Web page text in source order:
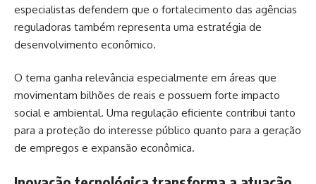
especialistas defendem que o fortalecimento das agências
reguladoras também representa uma estratégia de
desenvolvimento econômico.
O tema ganha relevância especialmente em áreas que
movimentam bilhões de reais e possuem forte impacto
social e ambiental. Uma regulação eficiente contribui tanto
para a proteção do interesse público quanto para a geração
de empregos e expansão econômica.